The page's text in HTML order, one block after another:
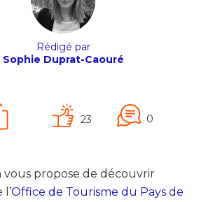
Rédigé par
Sophie Duprat-Caouré
23 0
vous propose de découvrir
l’Office de Tourisme du Pays de